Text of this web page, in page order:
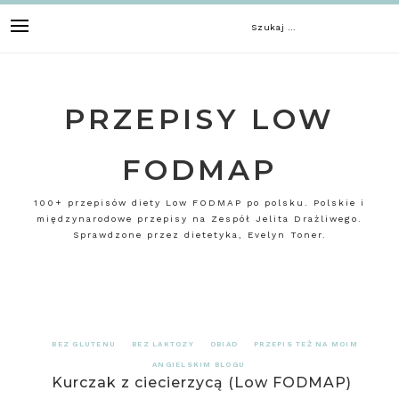
to
Szukaj:
PRZEPISY LOW
FODMAP
100+ przepisów diety Low FODMAP po polsku. Polskie i
międzynarodowe przepisy na Zespół Jelita Drażliwego.
Sprawdzone przez dietetyka, Evelyn Toner.
BEZ GLUTENU BEZ LAKTOZY OBIAD PRZEPIS TEŻ NA MOIM
ANGIELSKIM BLOGU
Kurczak z ciecierzycą (Low FODMAP)